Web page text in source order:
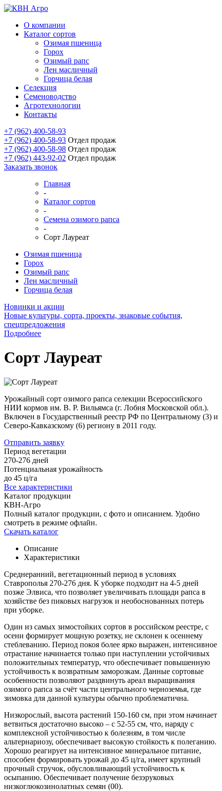
О компании
Каталог сортов
Озимая пшеница
Горох
Озимый рапс
Лен масличный
Горчица белая
Селекция
Семеноводство
Агротехнологии
Контакты
+7 (962) 400-58-93
+7 (962) 400-58-93 Отдел продаж
+7 (962) 400-58-98 Отдел продаж
+7 (962) 443-92-02 Отдел продаж
Заказать звонок
Главная
-
Каталог сортов
-
Семена озимого рапса
-
Сорт Лауреат
Озимая пшеница
Горох
Озимый рапс
Лен масличный
Горчица белая
Новинки и акции
Новые культуры, сорта, проекты, знаковые события,
спецпредложения
Подробнее
Сорт Лауреат
Урожайный сорт озимого рапса селекции Всероссийского
НИИ кормов им. В. Р. Вильямса (г. Лобня Московской обл.).
Включен в Государственный реестр РФ по Центральному (3) и
Северо-Кавказскому (6) региону в 2011 году.
Отправить заявку
Период вегетации
270-276 дней
Потенциальная урожайность
до 45 ц/га
Все характеристики
Каталог продукции
КВН-Агро
Полный каталог продукции, с фото и описанием. Удобно
смотреть в режиме офлайн.
Скачать каталог
Описание
Характеристики
Среднеранний, вегетационный период в условиях
Ставрополья 270-276 дня. К уборке подходит на 4-5 дней
позже Элвиса, что позволяет увеличивать площади рапса в
хозяйстве без пиковых нагрузок и необоснованных потерь
при уборке.
Один из самых зимостойких сортов в российском реестре, с
осени формирует мощную розетку, не склонен к осеннему
стеблеванию. Период покоя более ярко выражен, интенсивное
отрастание начинается только при наступлении устойчивых
положительных температур, что обеспечивает повышенную
устойчивость к возвратным заморозкам. Данные сортовые
особенности позволяют раздвинуть ареал выращивания
озимого рапса за счёт части центрального черноземья, где
зимовка для данной культуры обычно проблематична.
Низкорослый, высота растений 150-160 см, при этом начинает
ветвиться достаточно высоко – с 52-55 см, что, наряду с
комплексной устойчивостью к болезням, в том числе
альтернариозу, обеспечивает высокую стойкость к полеганию.
Хорошо реагирует на интенсивное минеральное питание,
способен формировать урожай до 45 ц/га, имеет крупный
прочный стручок, обусловливающий устойчивость к
осыпанию. Обеспечивает получение безэруковых
низкоглюкозинолатных семян (00).